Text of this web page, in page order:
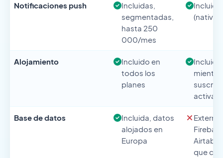
Notificaciones push
Incluidas,
segmentadas,
hasta 250
000/mes
(nativas)
Alojamiento
Incluido en
todos los
planes
Incluido
activa
Base de datos
Incluida, datos
alojados en
Europa
que